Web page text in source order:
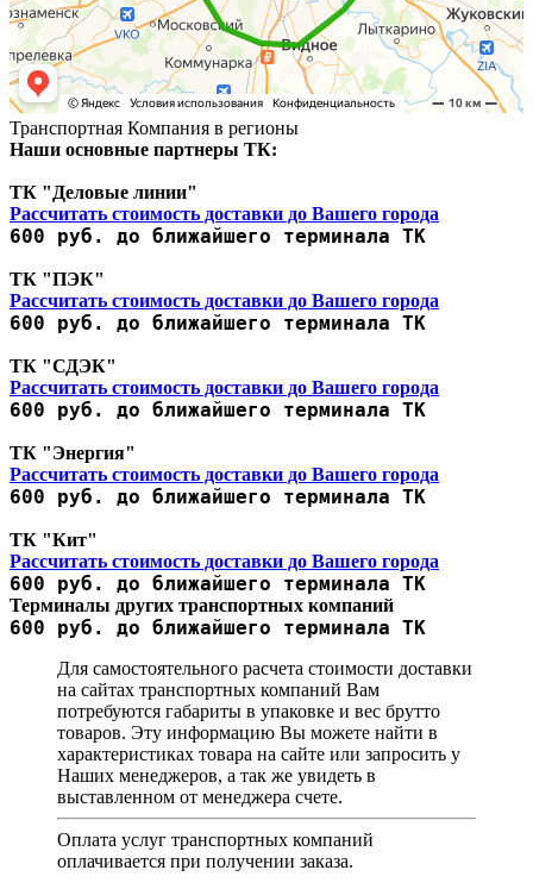
Транспортная Компания в регионы
Наши основные партнеры ТК:
ТК "Деловые линии"
Рассчитать стоимость доставки до Вашего города
600 руб. до ближайшего терминала ТК
ТК "ПЭК"
Рассчитать стоимость доставки до Вашего города
600 руб. до ближайшего терминала ТК
ТК "СДЭК"
Рассчитать стоимость доставки до Вашего города
600 руб. до ближайшего терминала ТК
ТК "Энергия"
Рассчитать стоимость доставки до Вашего города
600 руб. до ближайшего терминала ТК
ТК "Кит"
Рассчитать стоимость доставки до Вашего города
600 руб. до ближайшего терминала ТК
Терминалы других транспортных компаний
600 руб. до ближайшего терминала ТК
Для самостоятельного расчета стоимости доставки
на сайтах транспортных компаний Вам
потребуются габариты в упаковке и вес брутто
товаров. Эту информацию Вы можете найти в
характеристиках товара на сайте или запросить у
Наших менеджеров, а так же увидеть в
выставленном от менеджера счете.
Оплата услуг транспортных компаний
оплачивается при получении заказа.